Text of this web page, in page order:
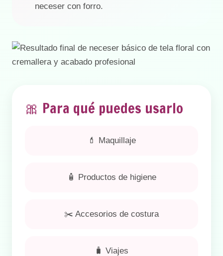
neceser con forro.
🎀 Para qué puedes usarlo
💄 Maquillaje
🧴 Productos de higiene
✂️ Accesorios de costura
🧳 Viajes